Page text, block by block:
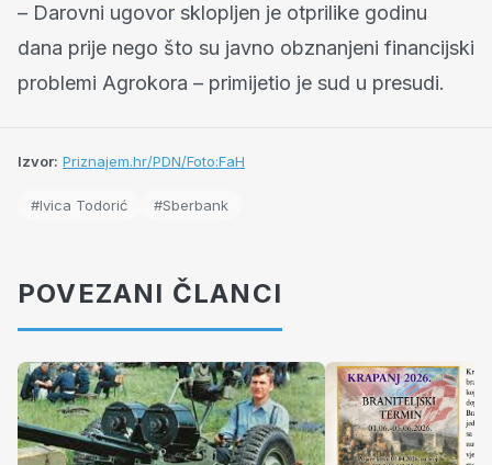
– Darovni ugovor sklopljen je otprilike godinu
dana prije nego što su javno obznanjeni financijski
problemi Agrokora – primijetio je sud u presudi.
Izvor: Priznajem.hr/PDN/Foto:FaH
#Ivica Todorić #Sberbank
POVEZANI ČLANCI